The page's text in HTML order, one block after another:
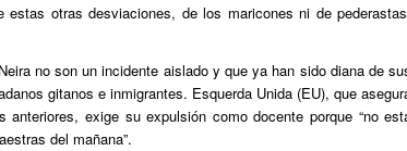
otras desviaciones, de los maricones ni de
no son un incidente aislado y que ya han sido diana de
gitanos e inmigrantes. Esquerda Unida (EU), que
exige su expulsión como docente porque “no
del mañana”.